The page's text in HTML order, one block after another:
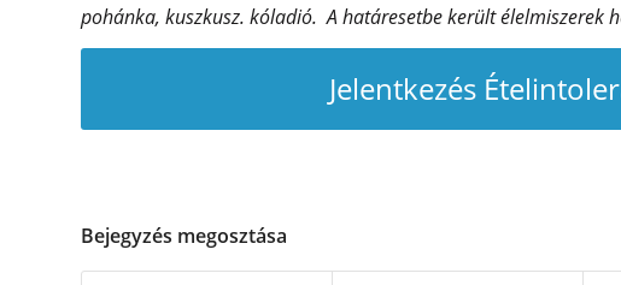
pohánka, kuszkusz. kóladió. A határesetbe került élelmiszerek
Jelentkezés
Bejegyzés megosztása